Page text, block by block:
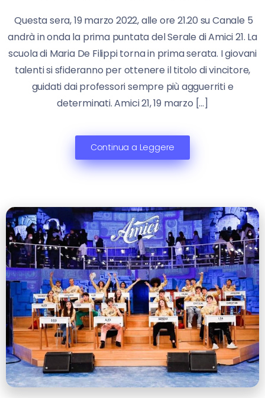
Questa sera, 19 marzo 2022, alle ore 21.20 su Canale 5
andrà in onda la prima puntata del Serale di Amici 21. La
scuola di Maria De Filippi torna in prima serata. I giovani
talenti si sfideranno per ottenere il titolo di vincitore,
guidati dai professori sempre più agguerriti e
determinati. Amici 21, 19 marzo […]
Continua a Leggere